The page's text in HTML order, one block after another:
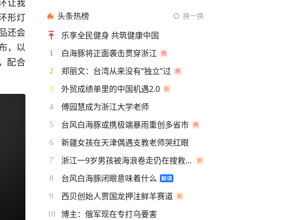
形灯
还会
，以
，配合
头条热榜 换一换
乐享全民健身 共筑健康中国
1 白海豚将正面袭击贯穿浙江
2 郑丽文：台湾从来没有“独立”过
3 外贸成绩单里的中国机遇2.0
4 傅园慧成为浙江大学老师
5 台风白海豚或携极端暴雨重创多省市
6 新疆女孩在天津偶遇支教老师哭红眼
7 浙江一9岁男孩被海浪卷走仍在搜救中
8 台风白海豚闭眼意味着什么
9 西贝创始人贾国龙押注鲜羊赛道
10 博主：俄军现在专打乌要害